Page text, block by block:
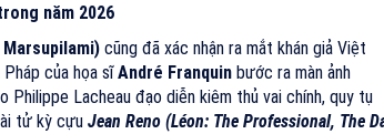
năm 2026
cũng đã xác nhận ra mắt khán giả Việt
của họa sĩAndré Franquin bước ra màn ảnh
Philippe Lacheau đạo diễn kiêm thủ vai chính, quy tụ
tử kỳ cựu Jean Reno (Léon: The Professional, The